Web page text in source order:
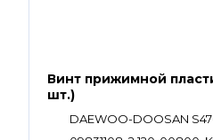
Винт прижимной
шт.)
DAEWOO-DOOSAN